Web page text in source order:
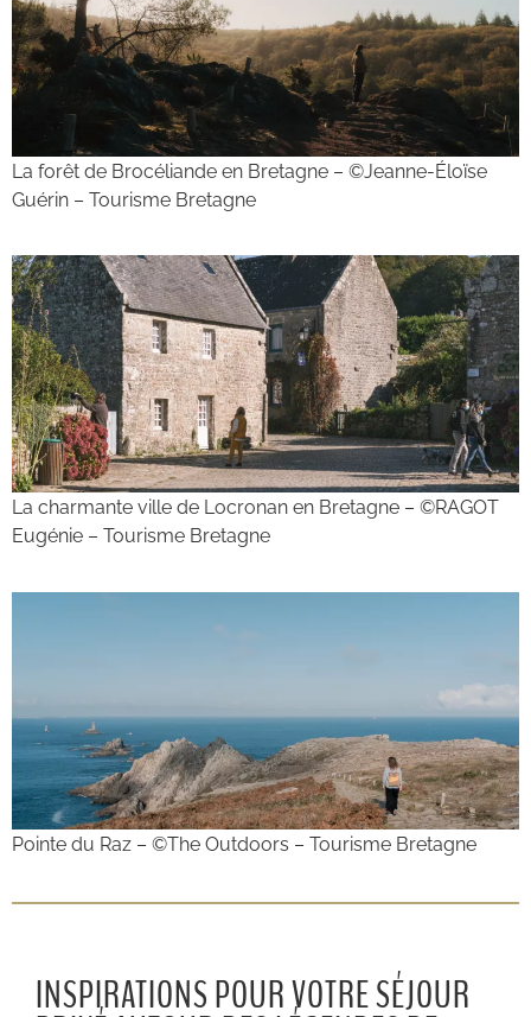
La forêt de Brocéliande en Bretagne – ©Jeanne-Éloïse
Guérin – Tourisme Bretagne
La charmante ville de Locronan en Bretagne – ©RAGOT
Eugénie – Tourisme Bretagne
Pointe du Raz – ©The Outdoors – Tourisme Bretagne
INSPIRATIONS POUR VOTRE SÉJOUR